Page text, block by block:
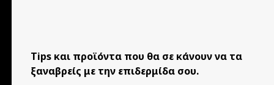
Tips και προϊόντα που θα σε κάνουν να τα
ξαναβρείς με την επιδερμίδα σου.